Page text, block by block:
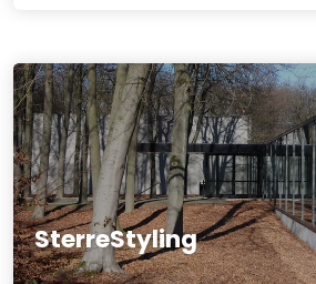
SterreStyling